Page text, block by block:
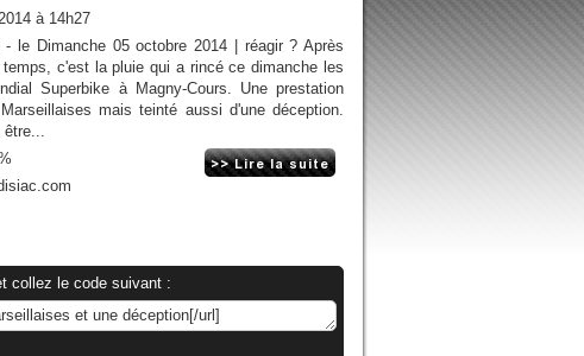
à 14h27
- le Dimanche 05 octobre 2014 | réagir ? Après
c'est la pluie qui a rincé ce dimanche les
Superbike à Magny-Cours. Une prestation
mais teinté aussi d'une déception.
être...
collez le code suivant :